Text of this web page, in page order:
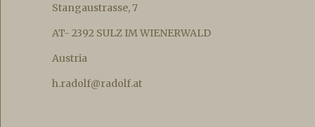
Stangaustrasse, 7
AT- 2392 SULZ IM WIENERWALD
Austria
h.radolf@radolf.at